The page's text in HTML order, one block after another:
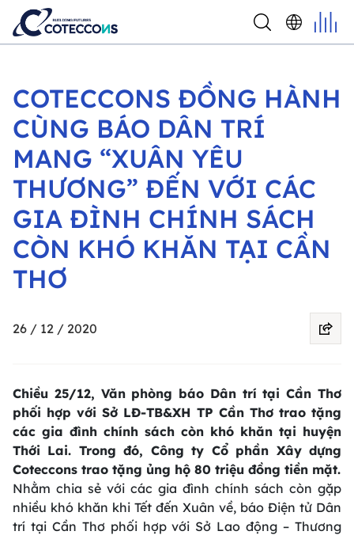
COTECCONS ĐỒNG HÀNH
CÙNG BÁO DÂN TRÍ
MANG “XUÂN YÊU
THƯƠNG” ĐẾN VỚI CÁC
GIA ĐÌNH CHÍNH SÁCH
CÒN KHÓ KHĂN TẠI CẦN
THƠ
26 / 12 / 2020
Chiều 25/12, Văn phòng báo Dân trí tại Cần Thơ
phối hợp với Sở LĐ-TB&XH TP Cần Thơ trao tặng
các gia đình chính sách còn khó khăn tại huyện
Thới Lai. Trong đó, Công ty Cổ phần Xây dựng
Coteccons trao tặng ủng hộ 80 triệu đồng tiền mặt.
Nhằm chia sẻ với các gia đình chính sách còn gặp
nhiều khó khăn khi Tết đến Xuân về, báo Điện tử Dân
trí tại Cần Thơ phối hợp với Sở Lao động – Thương